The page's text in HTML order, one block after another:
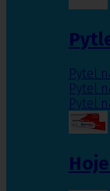
Pytel
Pytel
Pytel